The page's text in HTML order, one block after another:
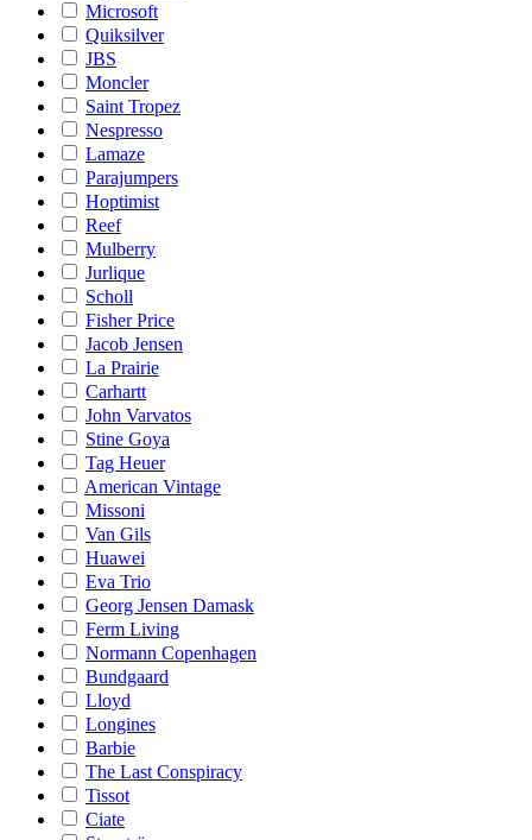
Microsoft
Quiksilver
JBS
Moncler
Saint Tropez
Nespresso
Lamaze
Parajumpers
Hoptimist
Reef
Mulberry
Jurlique
Scholl
Fisher Price
Jacob Jensen
La Prairie
Carhartt
John Varvatos
Stine Goya
Tag Heuer
American Vintage
Missoni
Van Gils
Huawei
Eva Trio
Georg Jensen Damask
Ferm Living
Normann Copenhagen
Bundgaard
Lloyd
Longines
Barbie
The Last Conspiracy
Tissot
Ciate